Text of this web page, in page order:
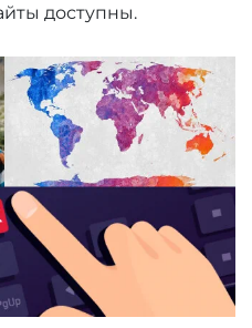
доступны.